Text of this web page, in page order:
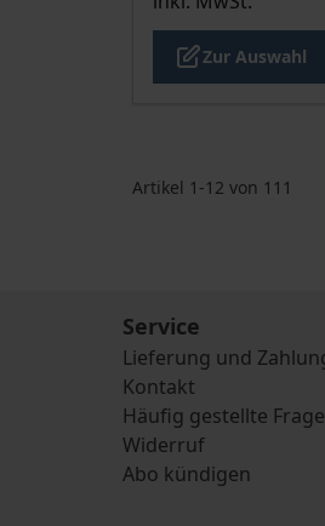
Zur Auswahl
Artikel 1 -12 von 111
Service
Lieferung und
Kontakt
Häufig gestellte
Widerruf
Abo kündigen